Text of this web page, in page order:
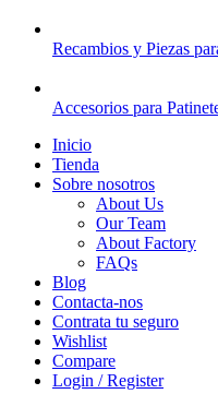
Recambios y Piezas
Accesorios para
Inicio
Tienda
Sobre nosotros
About Us
Our Team
About Factory
FAQs
Blog
Contacta-nos
Contrata tu seguro
Wishlist
Compare
Login / Register